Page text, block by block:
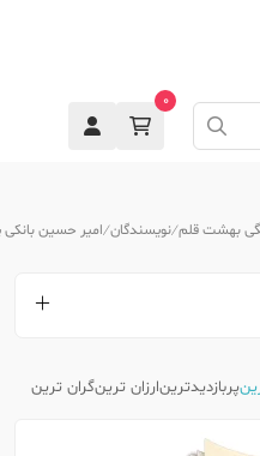
0
بهشت قلم نویسندگان امیر حسین بانکی
پربازدیدترینارزان ترینگران ترین